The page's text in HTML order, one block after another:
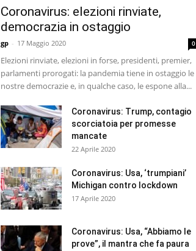
Coronavirus: elezioni rinviate,
democrazia in ostaggio
gp - 17 Maggio 2020 0
Elezioni rinviate, elezioni in forse, presidenti, premier,
parlamenti prorogati: la pandemia tiene in ostaggio le
nostre democrazie e, in qualche caso, le espone alla...
Coronavirus: Trump, contagio
scorciatoia per promesse
mancate
22 Aprile 2020
Coronavirus: Usa, ‘trumpiani’
Michigan contro lockdown
17 Aprile 2020
Coronavirus: Usa, “Abbiamo le
prove”, il mantra che fa paura